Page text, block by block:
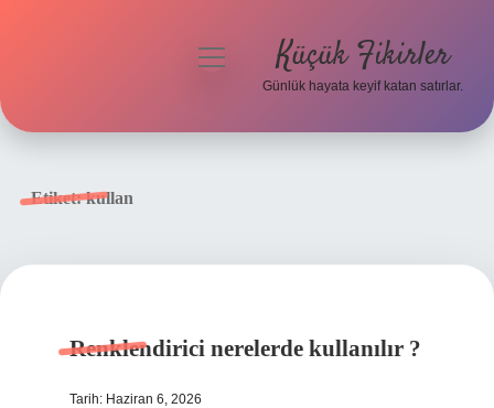
menüyü
Küçük Fikirler
Günlük hayata keyif katan satırlar.
Etiket:kullan
Renklendirici nerelerde kullanılır ?
Tarih: Haziran 6, 2026